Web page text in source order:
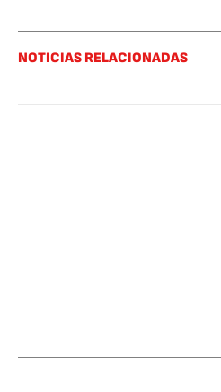
NOTICIAS RELACIONADAS